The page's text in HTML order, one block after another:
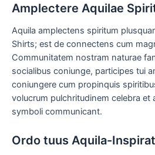
Amplectere Aquilae
Aquila amplectens spiritum
Shirts; est de connectens cum
Communitatem nostram naturae
socialibus coniunge, participes tui
coniungere cum propinquis
volucrum pulchritudinem celebra et
symboli communicant.
Ordo tuus Aquila-